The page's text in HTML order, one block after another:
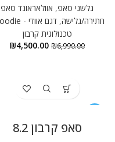
גלשני סאפ, אוולאראונד סאפ
חתירה/גלישה, דגם אוודי - Woodie
טכנולוגית קרבון
₪6,990.00
₪4,500.00
סאפ קרבון 8.2